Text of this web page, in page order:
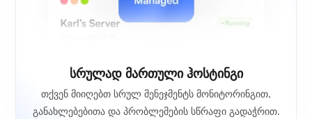
სრულად მართული ჰოსტინგი
თქვენ მიიღებთ სრულ მენეჯმენტს მონიტორინგით,
განახლებებითა და პრობლემების სწრაფი გადაჭრით.